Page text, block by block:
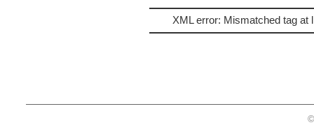
XML error: Mismatched tag at